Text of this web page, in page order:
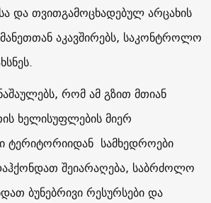
და თვითგამოცხადებულ არცახის
აკავშირებს, საკონტროლო
რომ ამ გზით მთიან
ხელისუფლების მიერ
სამხედროები
შეიარაღება, საბრძოლო
ბუნებრივი რესურსები და